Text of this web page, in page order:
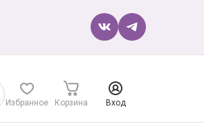
Избранное Корзина Вход